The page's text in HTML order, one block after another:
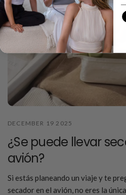
DECEMBER 19 2025
¿Se puede llevar
avión?
Si estás planeando un viaje y te
secador en el avión, no eres la